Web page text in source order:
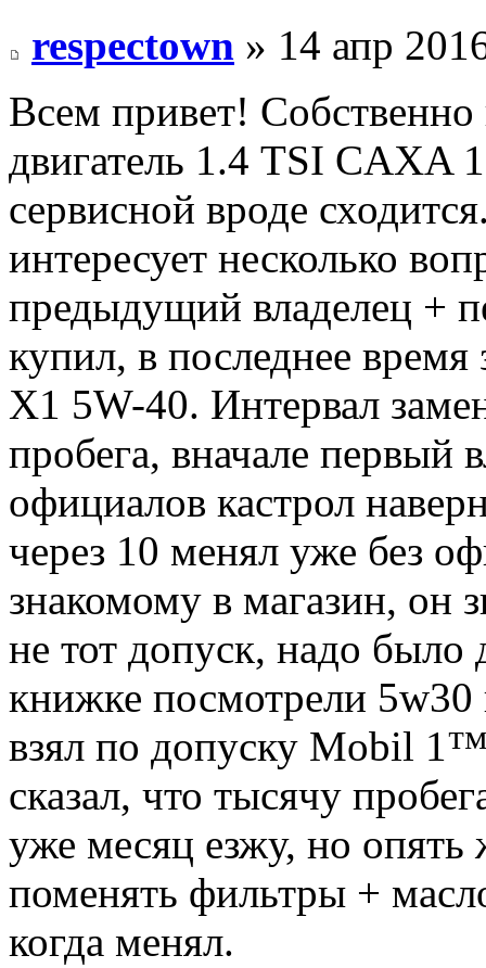
respectown » 14 апр
Всем привет!
двигатель 1.4 TSI CAXA
сервисной вроде
интересует несколько
предыдущий владелец +
купил, в последнее
X1 5W-40. Интервал
пробега, вначале первый
официалов кастрол
через 10 менял уже без
знакомому в магазин, он
не тот допуск, надо было
книжке посмотрели 5w30
взял по допуску Mobil
сказал, что тысячу
уже месяц езжу, но опять
поменять фильтры +
когда менял.